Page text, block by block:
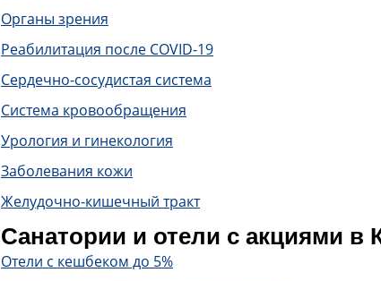
Органы зрения
Реабилитация после COVID-19
Сердечно-сосудистая система
Система кровообращения
Урология и гинекология
Заболевания кожи
Желудочно-кишечный тракт
Санатории и отели с акциями в
Отели с кешбеком до 5%